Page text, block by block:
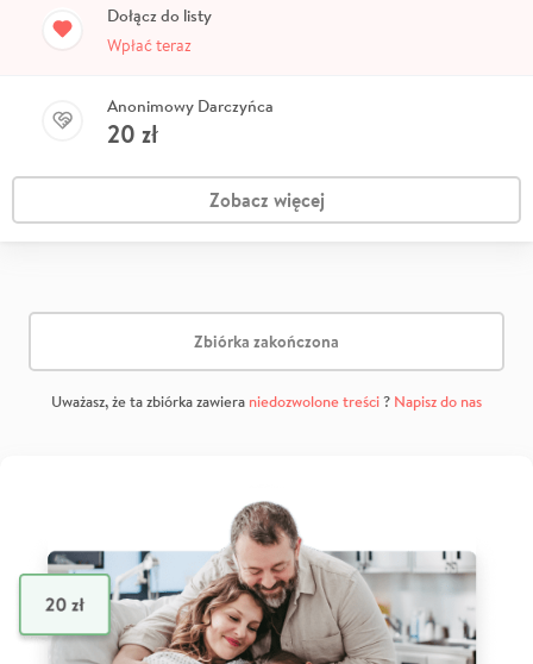
Dołącz do listy
Wpłać teraz
Anonimowy Darczyńca
20 zł
Zobacz więcej
Zbiórka zakończona
Uważasz, że ta zbiórka zawiera niedozwolone treści? Napisz do nas